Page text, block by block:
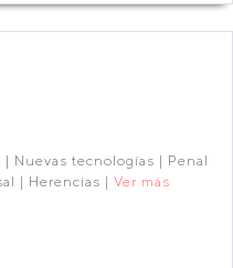
Nuevas tecnologías | Penal
| Herencias | Ver más